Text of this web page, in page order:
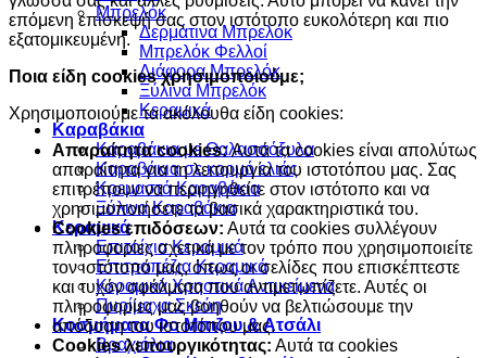
Μπρελόκ
Δερμάτινα Μπρελόκ
Μπρελόκ Φελλοί
Διάφορα Μπρελόκ
Ξύλινα Μπρελόκ
Κεραμικά
Καραβάκια
Καραβάκια με Θαλασσόξυλα
Καραβάκια σε κορμό ελιάς
Κρεμαστά Καραβάκια
Ξύλινα Καραβάκια
Κεραμικά
Επιτοίχια Κεραμικά
Επιτραπέζια Κεραμικά
Κεραμικά Χρηστικά Αντικείμενα
Πυρίμαχα Σκεύη
Κοσμήματα Φο Μπιζου & Ατσάλι
Βραχιόλια
επόμενη επίσκεψή σας στον ιστότοπο ευκολότερη και πιο
εξατομικευμένη.
Ποια είδη cookies χρησιμοποιούμε;
Χρησιμοποιούμε τα ακόλουθα είδη cookies:
Απαραίτητα cookies:Αυτά τα cookies είναι απολύτως
απαραίτητα για τη λειτουργία του ιστοτόπου μας. Σας
επιτρέπουν να περιηγηθείτε στον ιστότοπο και να
χρησιμοποιήσετε τα βασικά χαρακτηριστικά του.
Cookies επιδόσεων: Αυτά τα cookies συλλέγουν
πληροφορίες σχετικά με τον τρόπο που χρησιμοποιείτε
τον ιστότοπό μας, όπως οι σελίδες που επισκέπτεστε
και τυχόν σφάλματα που αντιμετωπίζετε. Αυτές οι
πληροφορίες μας βοηθούν να βελτιώσουμε την
απόδοση του ιστοτόπου μας.
Cookies λειτουργικότητας: Αυτά τα cookies